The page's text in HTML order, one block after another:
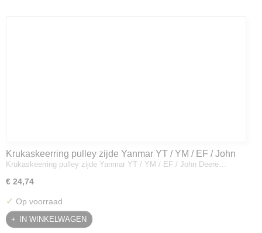
Krukaskeerring pulley zijde Yanmar YT / YM / EF / John
Deere - 119934-01800
Krukaskeerring pulley zijde Yanmar YT / YM / EF / John Deere…
€ 24,74
✓ Op voorraad
IN WINKELWAGEN